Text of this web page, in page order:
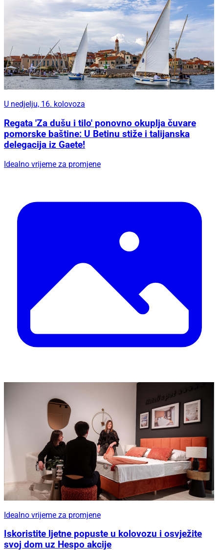
U nedjelju, 16. kolovoza
Regata 'Za dušu i tilo' ponovno okuplja čuvare
pomorske baštine: U Betinu stiže i talijanska
delegacija iz Gaete!
Idealno vrijeme za promjene
Idealno vrijeme za promjene
Iskoristite ljetne popuste u kolovozu i osvježite
svoj dom uz Hespo akcije